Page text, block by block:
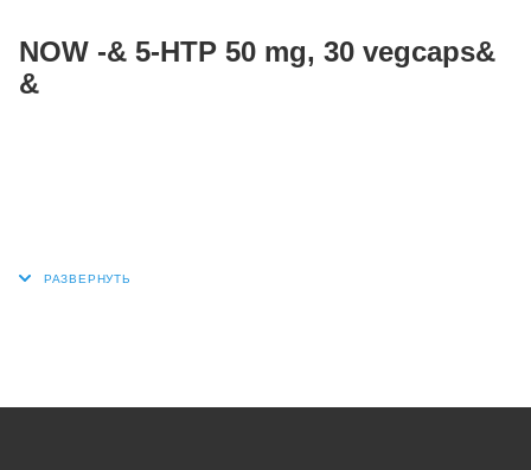
NOW -& 5-HTP 50 mg, 30 vegcaps&
&